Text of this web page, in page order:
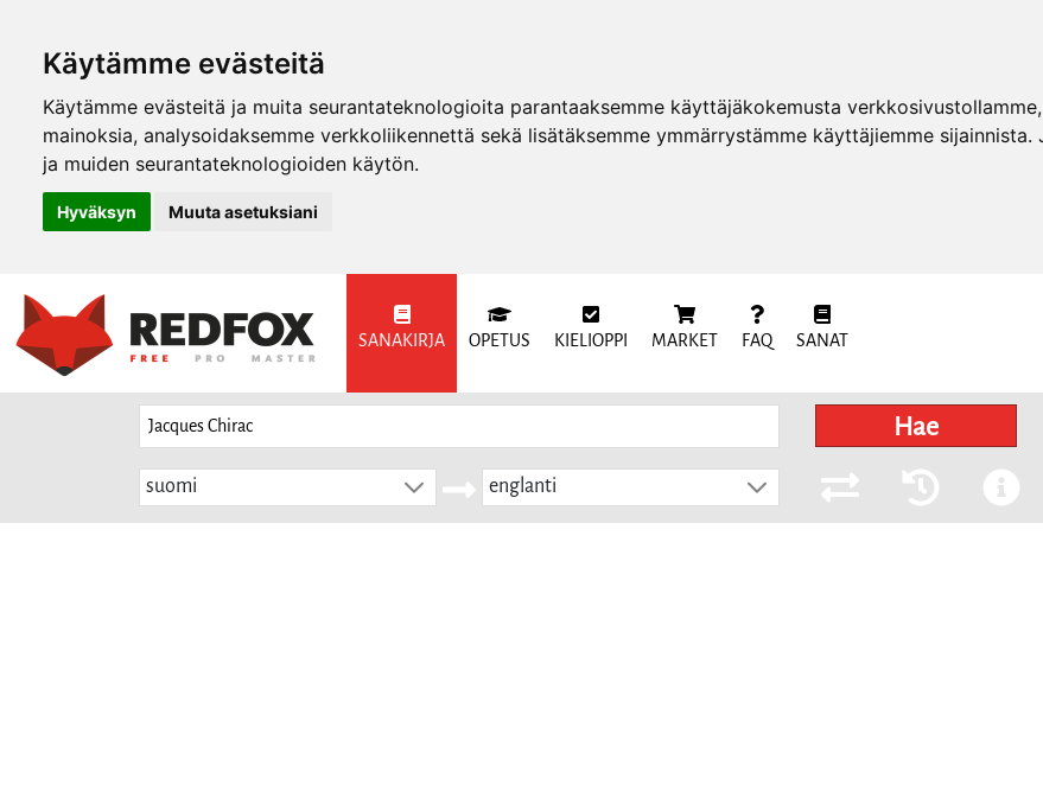
Käytämme evästeitä
Käytämme evästeitä ja muita seurantateknologioita parantaaksemme käyttäjäkokemusta
mainoksia, analysoidaksemme verkkoliikennettä sekä lisätäksemme ymmärrystämme käyttäjiemme
ja muiden seurantateknologioiden käytön.
Hyväksyn Muuta asetuksiani
SANAKIRJA OPETUS KIELIOPPI MARKET FAQ SANAT
Hae
suomi englanti